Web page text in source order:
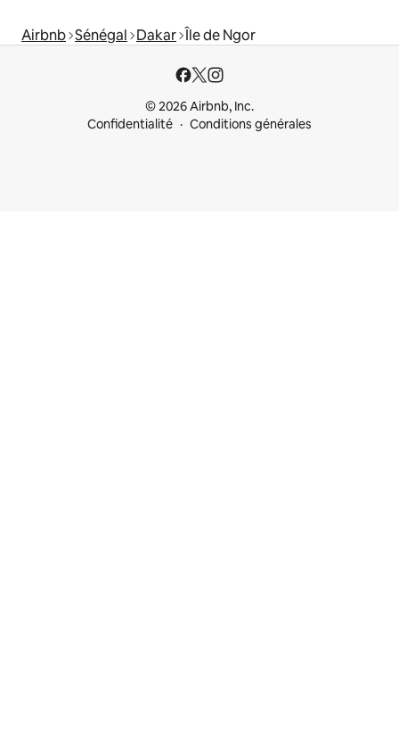
Airbnb Sénégal Dakar Île de Ngor
© 2026 Airbnb, Inc.
Confidentialité
Conditions générales